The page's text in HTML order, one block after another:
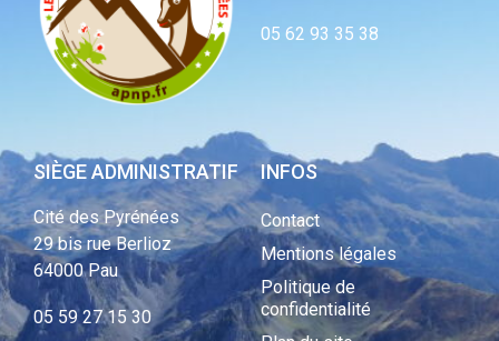
05 62 93 35 38
SIÈGE ADMINISTRATIF
Cité des Pyrénées
29 bis rue Berlioz
64000 Pau
05 59 27 15 30
INFOS
Contact
Mentions légales
Politique de
confidentialité